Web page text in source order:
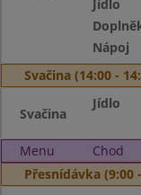
Jídlo
Nápoj
Svačina (14:00 -
Svačina
Jídlo
Menu Chod
Přesnídávka (9:00